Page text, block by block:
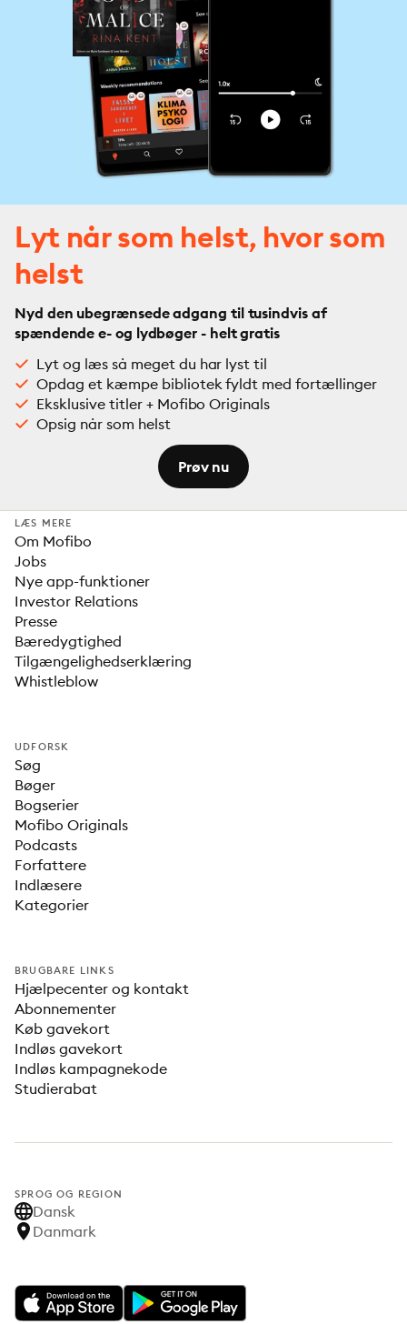
Lyt når som helst, hvor som
helst
Nyd den ubegrænsede adgang til tusindvis af
spændende e- og lydbøger - helt gratis
Lyt og læs så meget du har lyst til
Opdag et kæmpe bibliotek fyldt med fortællinger
Eksklusive titler + Mofibo Originals
Opsig når som helst
Prøv nu
LÆS MERE
Om Mofibo
Jobs
Nye app-funktioner
Investor Relations
Presse
Bæredygtighed
Tilgængelighedserklæring
Whistleblow
UDFORSK
Søg
Bøger
Bogserier
Mofibo Originals
Podcasts
Forfattere
Indlæsere
Kategorier
BRUGBARE LINKS
Hjælpecenter og kontakt
Abonnementer
Køb gavekort
Indløs gavekort
Indløs kampagnekode
Studierabat
SPROG OG REGION
Dansk
Danmark